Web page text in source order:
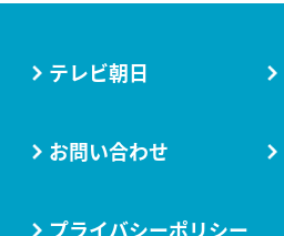
テレビ朝日
お問い合わせ
プライバシーポリシー